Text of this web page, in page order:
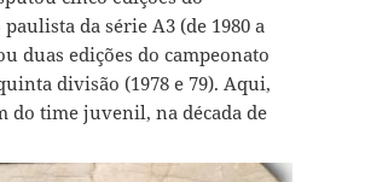
da série A3 (de 1980 a
duas edições do campeonato
divisão (1978 e 79). Aqui,
do time juvenil, na década de